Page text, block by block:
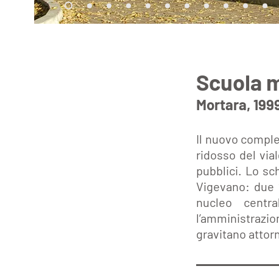
Scuola
Mortara,
Il nuovo
ridosso del
pubblici. Lo
Vigevano:
nucleo
gravitano